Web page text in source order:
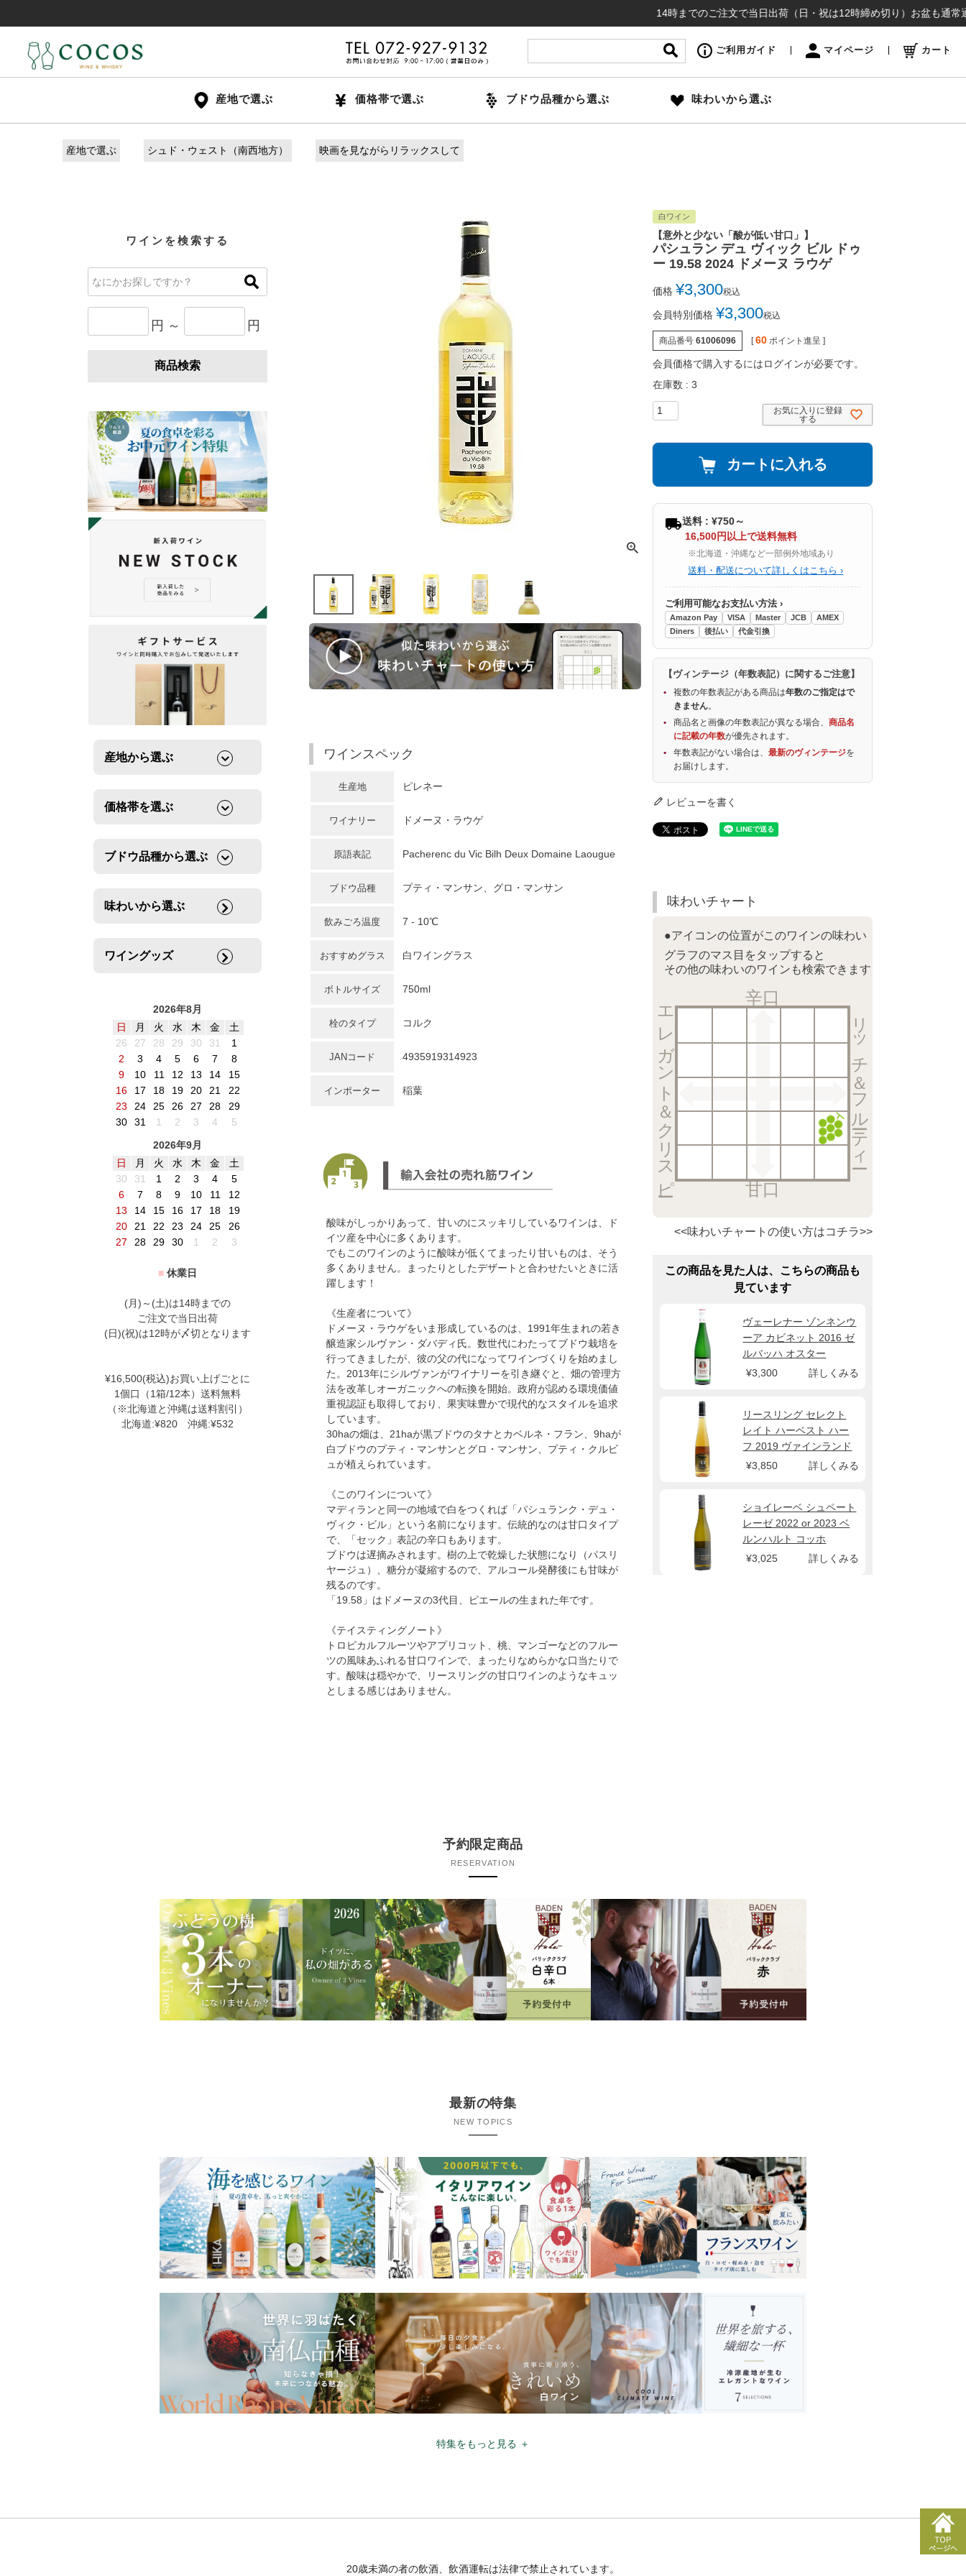
14時までのご注文で当日出荷（日・祝は12時締め切り）お盆も通常通り出
ご利用ガイド マイページ カート
産地で選ぶ 価格帯で選ぶ ブドウ品種から選ぶ 味わいから選ぶ
産地で選ぶ シュド・ウェスト（南西地方） 映画を見ながらリラックスして
ワインを検索する
円 ～ 円
商品検索
産地から選ぶ
価格帯を選ぶ
ブドウ品種から選ぶ
味わいから選ぶ
ワイングッズ
2026年8月
日
月 火 水 木 金
土
26
27 28 29 30 31
1
2
3 4 5 6 7
8
9
10 11 12 13 14
15
16
17 18 19 20 21
22
23
24 25 26 27 28
29
30
31 1 2 3 4
5
2026年9月
日
月 火 水 木 金
土
30
31 1 2 3 4
5
6
7 8 9 10 11
12
13
14 15 16 17 18
19
20
21 22 23 24 25
26
27
28 29 30 1 2 3
■ 休業日
(月)～(土)は14時までの
ご注文で当日出荷
(日)(祝)は12時が〆切となります
¥16,500(税込)お買い上げごとに
1個口（1箱/12本）送料無料
（※北海道と沖縄は送料割引）
北海道:¥820 沖縄:¥532
ワインスペック
生産地 ピレネー
ワイナリー ドメーヌ・ラウゲ
原語表記 Pacherenc du Vic Bilh Deux Domaine Laougue
ブドウ品種 プティ・マンサン、グロ・マンサン
飲みごろ温度 7 - 10℃
おすすめグラス 白ワイングラス
ボトルサイズ 750ml
栓のタイプ コルク
JANコード 4935919314923
インポーター 稲葉
酸味がしっかりあって、甘いのにスッキリしているワインは、ド
イツ産を中心に多くあります。
でもこのワインのように酸味が低くてまったり甘いものは、そう
多くありません。まったりとしたデザートと合わせたいときに活
躍します！
《生産者について》
ドメーヌ・ラウゲをいま形成しているのは、1991年生まれの若き
醸造家シルヴァン・ダバディ氏。数世代にわたってブドウ栽培を
行ってきましたが、彼の父の代になってワインづくりを始めまし
た。2013年にシルヴァンがワイナリーを引き継ぐと、畑の管理方
法を改革しオーガニックへの転換を開始。政府が認める環境価値
重視認証も取得しており、果実味豊かで現代的なスタイルを追求
しています。
30haの畑は、21haが黒ブドウのタナとカベルネ・フラン、9haが
白ブドウのプティ・マンサンとグロ・マンサン、プティ・クルビ
ュが植えられています。
《このワインについて》
マディランと同一の地域で白をつくれば「パシュランク・デュ・
ヴィク・ビル」という名前になります。伝統的なのは甘口タイプ
で、「セック」表記の辛口もあります。
ブドウは遅摘みされます。樹の上で乾燥した状態になり（パスリ
ヤージュ）、糖分が凝縮するので、アルコール発酵後にも甘味が
残るのです。
「19.58」はドメーヌの3代目、ピエールの生まれた年です。
《テイスティングノート》
トロピカルフルーツやアプリコット、桃、マンゴーなどのフルー
ツの風味あふれる甘口ワインで、まったりなめらかな口当たりで
す。酸味は穏やかで、リースリングの甘口ワインのようなキュッ
としまる感じはありません。
白ワイン
【意外と少ない「酸が低い甘口」】
パシュラン デュ ヴィック ビル ドゥ
ー 19.58 2024 ドメーヌ ラウゲ
価格 ¥3,300税込
会員特別価格 ¥3,300税込
商品番号 61006096 [ 60 ポイント進呈 ]
会員価格で購入するにはログインが必要です。
在庫数
3
お気に入りに登録
する
カートに入れる
送料 : ¥750～
16,500円以上で送料無料
※北海道・沖縄など一部例外地域あり
送料・配送について詳しくはこちら ›
ご利用可能なお支払い方法 ›
Amazon Pay VISA Master JCB
AMEX
Diners
後払い 代金引換
【ヴィンテージ（年数表記）に関するご注意】
複数の年数表記がある商品は年数のご指定はで
きません。
商品名と画像の年数表記が異なる場合、商品名
に記載の年数が優先されます。
年数表記がない場合は、最新のヴィンテージを
お届けします。
レビューを書く
味わいチャート
●アイコンの位置がこのワインの味わい
グラフのマス目をタップすると
その他の味わいのワインも検索できます
辛口
リッチ＆フルーティー
甘口
エレガント＆クリスピー
<<味わいチャートの使い方はコチラ>>
この商品を見た人は、こちらの商品も
見ています
ヴェーレナー ゾンネンウ
ーア カビネット 2016 ゼ
ルバッハ オスター
¥3,300
詳しくみる
リースリング セレクト
レイト ハーベスト ハー
フ 2019 ヴァインランド
エステート ワイナリー
¥3,850 詳しくみる
ショイレーベ シュペート
レーゼ 2022 or 2023 ベ
ルンハルト コッホ
¥3,025
詳しくみる
予約限定商品
RESERVATION
最新の特集
NEW TOPICS
特集をもっと見る ＋
20歳未満の者の飲酒、飲酒運転は法律で禁止されています。